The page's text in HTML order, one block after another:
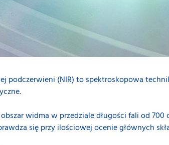
podczerwieni (NIR) to spektroskopowa
widma w przedziale długości fali od
się przy ilościowej ocenie głównych